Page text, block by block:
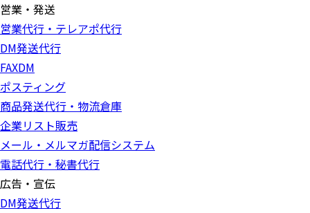
営業・発送
営業代行・テレアポ代行
DM発送代行
FAXDM
ポスティング
商品発送代行・物流倉庫
企業リスト販売
メール・メルマガ配信システム
電話代行・秘書代行
広告・宣伝
DM発送代行